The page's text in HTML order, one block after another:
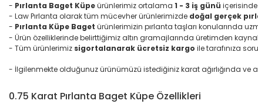
- Pırlanta Baget Küpeürünlerimiz ortalama 1 - 3 iş günü
- Law Pırlanta olarak tüm mücevher ürünlerimizde doğal gerçek
- Pırlanta Küpe Baget ürünlerimizin pırlanta taşları konularında
- Ürün özelliklerinde belirttiğimiz altın gramajlarında üretimden
- Tüm ürünlerimiz sigortalanarak ücretsiz kargo ile tarafınıza
- İlgilenmekte olduğunuz ürünümüzü istediğiniz karat ağırlığında ve
0.75 Karat Pırlanta Baget Küpe Özellikleri